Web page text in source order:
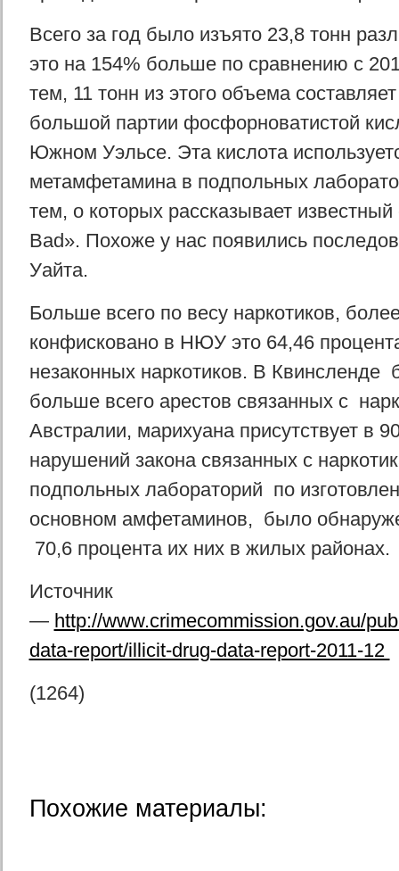
Всего за год было изъято 23,8 тонн
это на 154% больше по сравнению с
тем, 11 тонн из этого объема
большой партии фосфорноватистой
Южном Уэльсе. Эта кислота
метамфетамина в подпольных
тем, о которых рассказывает
Bad». Похоже у нас появились
Уайта.
Больше всего по весу наркотиков,
конфисковано в НЮУ это 64,46
незаконных наркотиков. В Квинсленде
больше всего арестов связанных с
Австралии, марихуана присутствует в
нарушений закона связанных с
подпольных лабораторий по
основном амфетаминов, было
70,6 процента их них в жилых районах.
Источник
— http://www.crimecommission.gov.au/
data-report/illicit-drug-data-report-2011-12
(1264)
Похожие материалы: